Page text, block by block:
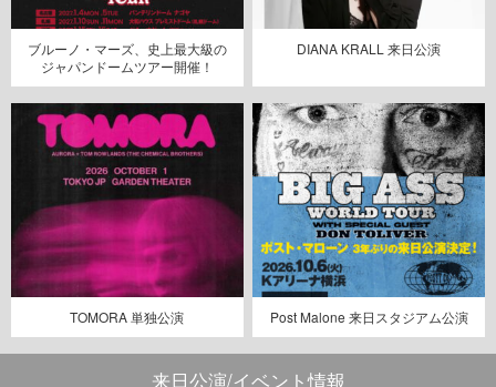
ブルーノ・マーズ、史上最大級の
ジャパンドームツアー開催！
DIANA KRALL 来日公演
TOMORA 単独公演 Post Malone 来日スタジアム公演
来日公演/イベント情報